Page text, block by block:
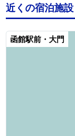
近くの宿泊施設
函館駅前・大門